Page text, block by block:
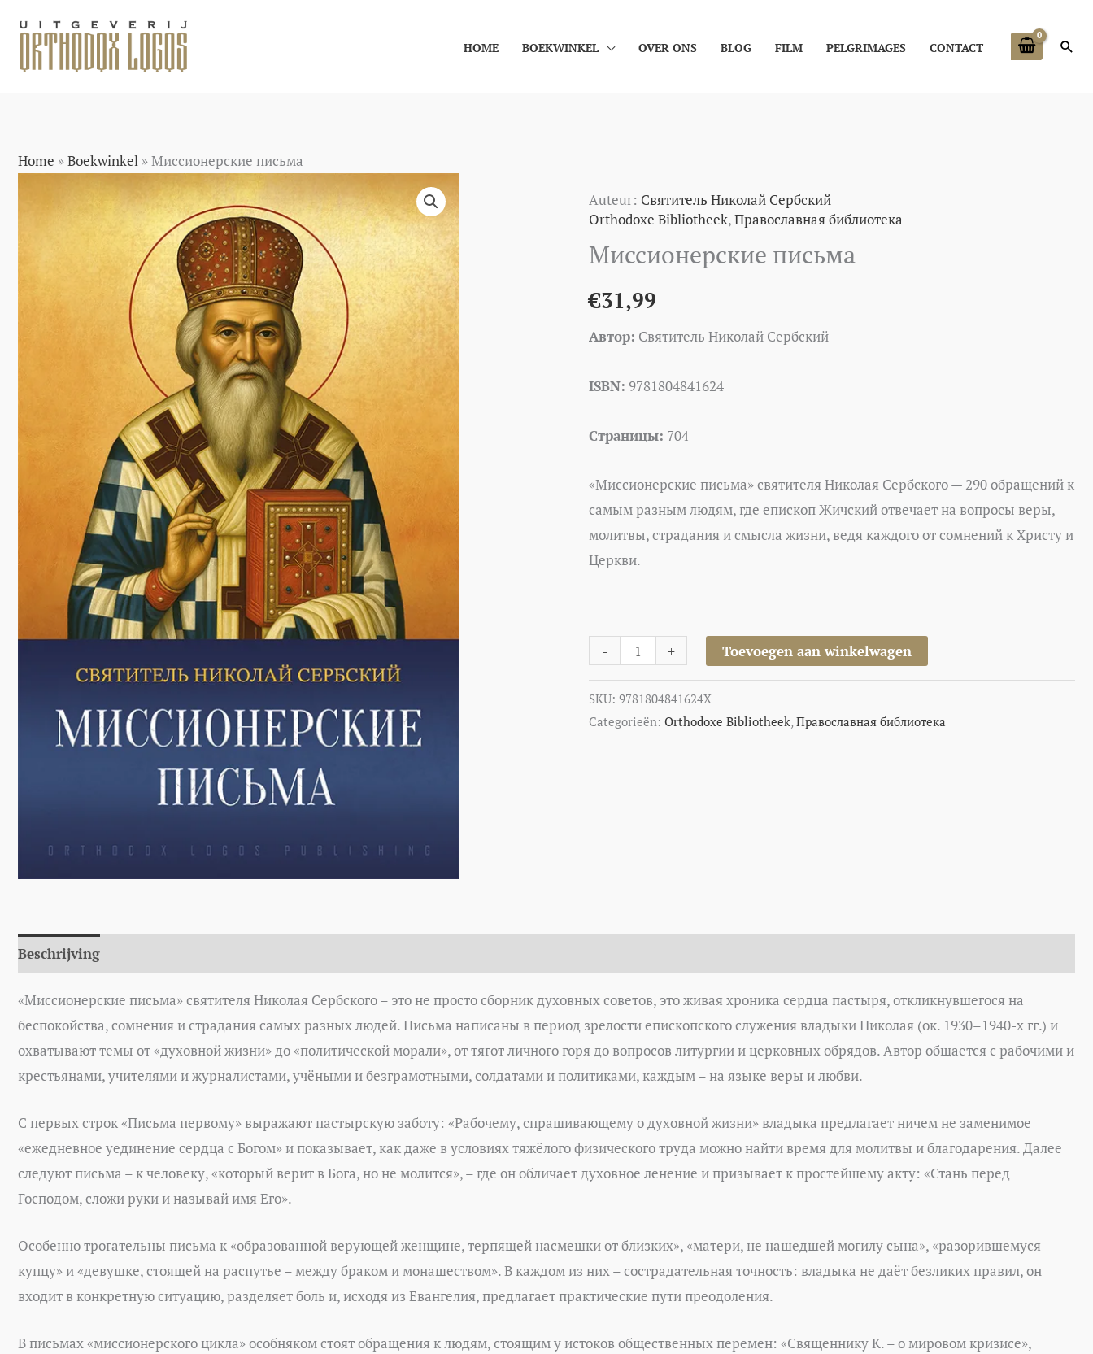
naar
HOME BOEKWINKEL OVER ONS BLOG FILM PELGRIMAGES CONTACT
Home »Boekwinkel »Миссионерские письма
Auteur: Святитель Николай Сербский
Orthodoxe Bibliotheek,Православная библиотека
Миссионерские письма
€31,99
Автор: Святитель Николай Сербский
ISBN: 9781804841624
Страницы: 704
«Миссионерские письма» святителя Николая Сербского — 290 обращений к
самым разным людям, где епископ Жичский отвечает на вопросы веры,
молитвы, страдания и смысла жизни, ведя каждого от сомнений к Христу и
Церкви.
-
письма
+ Toevoegen aan winkelwagen
SKU: 9781804841624X
Categorieën: Orthodoxe Bibliotheek, Православная библиотека
Beschrijving
«Миссионерские письма» святителя Николая Сербского – это не просто сборник духовных советов, это живая хроника сердца пастыря, откликнувшегося на
беспокойства, сомнения и страдания самых разных людей. Письма написаны в период зрелости епископского служения владыки Николая (ок. 1930–1940-х гг.) и
охватывают темы от «духовной жизни» до «политической морали», от тягот личного горя до вопросов литургии и церковных обрядов. Автор общается с рабочими и
крестьянами, учителями и журналистами, учёными и безграмотными, солдатами и политиками, каждым – на языке веры и любви.
С первых строк «Письма первому» выражают пастырскую заботу: «Рабочему, спрашивающему о духовной жизни» владыка предлагает ничем не заменимое
«ежедневное уединение сердца с Богом» и показывает, как даже в условиях тяжёлого физического труда можно найти время для молитвы и благодарения. Далее
следуют письма – к человеку, «который верит в Бога, но не молится», – где он обличает духовное ленение и призывает к простейшему акту: «Стань перед
Господом, сложи руки и называй имя Его».
Особенно трогательны письма к «образованной верующей женщине, терпящей насмешки от близких», «матери, не нашедшей могилу сына», «разорившемуся
купцу» и «девушке, стоящей на распутье – между браком и монашеством». В каждом из них – сострадательная точность: владыка не даёт безликих правил, он
входит в конкретную ситуацию, разделяет боль и, исходя из Евангелия, предлагает практические пути преодоления.
В письмах «миссионерского цикла» особняком стоят обращения к людям, стоящим у истоков общественных перемен: «Священнику К. – о мировом кризисе»,